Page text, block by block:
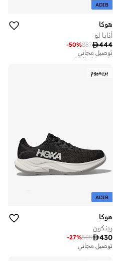
ADIB
هوكا
أنابا لو
444
887
-50%
توصيل مجاني
على وشك النفاد
بريميوم
ADIB
هوكا
رينكون
430
585
-27%
توصيل مجاني